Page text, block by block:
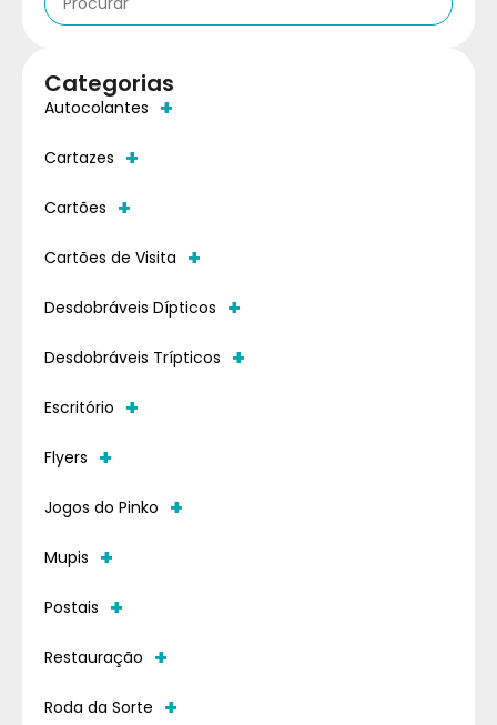
Categorias
Autocolantes +
Cartazes +
Cartões +
Cartões de Visita +
Desdobráveis Dípticos +
Desdobráveis Trípticos +
Escritório +
Flyers +
Jogos do Pinko +
Mupis +
Postais +
Restauração +
Roda da Sorte +